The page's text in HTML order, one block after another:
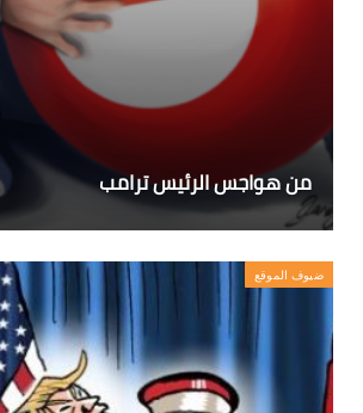
من هواجس الرئيس ترامب
ضيوف الموقع